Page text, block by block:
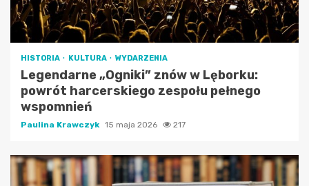
HISTORIA KULTURA WYDARZENIA
Legendarne „Ogniki” znów w Lęborku:
powrót harcerskiego zespołu pełnego
wspomnień
Paulina Krawczyk 15 maja 2026 217